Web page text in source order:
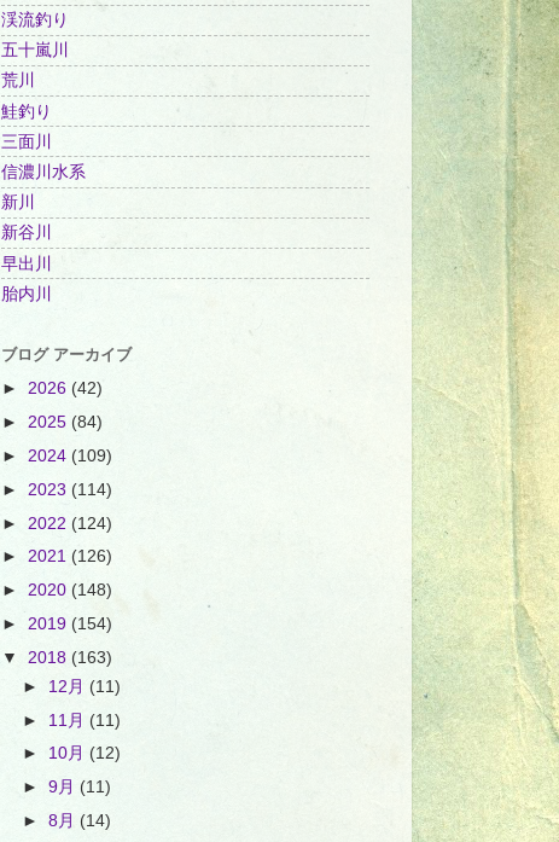
渓流釣り
五十嵐川
荒川
鮭釣り
三面川
信濃川水系
新川
新谷川
早出川
胎内川
ブログ アーカイブ
► 2026 (42)
► 2025 (84)
► 2024 (109)
► 2023 (114)
► 2022 (124)
► 2021 (126)
► 2020 (148)
► 2019 (154)
▼ 2018 (163)
► 12月(11)
► 11月(11)
► 10月(12)
►9月 (11)
►8月(14)